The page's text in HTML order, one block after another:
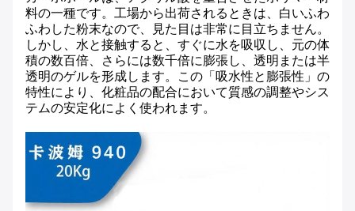
料の一種です。工場から出荷されるときは、白いふわ
ふわした粉末なので、見た目は非常に目立ちません。
しかし、水と接触すると、すぐに水を吸収し、元の体
積の数百倍、さらには数千倍に膨張し、透明または半
透明のゲルを形成します。この「吸水性と膨張性」の
特性により、化粧品の配合において質感の調整やシス
テムの安定化によく使われます。